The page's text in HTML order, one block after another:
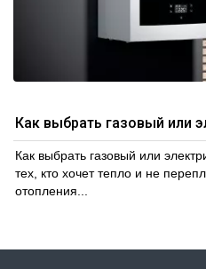
Как выбрать газовый или
Как выбрать газовый или
тех, кто хочет тепло и не
отопления...